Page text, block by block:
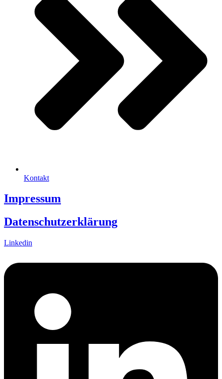
Kontakt
Impressum
Datenschutzerklärung
Linkedin